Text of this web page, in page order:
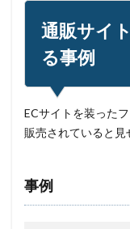
通販サイ
る事例
ECサイトを装った
販売されていると見
事例